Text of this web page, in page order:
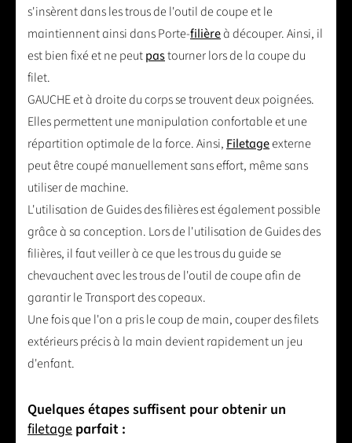
s'insèrent dans les trous de l'outil de coupe et le
maintiennent ainsi dans Porte-filièreà découper. Ainsi, il
est bien fixé et ne peutpastourner lors de la coupe du
filet.
GAUCHE et à droite du corps se trouvent deux poignées.
Elles permettent une manipulation confortable et une
répartition optimale de la force. Ainsi,Filetageexterne
peut être coupé manuellement sans effort, même sans
utiliser de machine.
L'utilisation de Guides des filières est également possible
grâce à sa conception. Lors de l'utilisation de Guides des
filières, il faut veiller à ce que les trous du guide se
chevauchent avec les trous de l'outil de coupe afin de
garantir le Transport des copeaux.
Une fois que l'on a pris le coup de main, couper des filets
extérieurs précis à la main devient rapidement un jeu
d'enfant.
Quelques étapes suffisent pour obtenir un
filetage parfait :